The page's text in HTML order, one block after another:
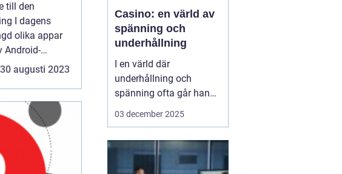
till den
I dagens
olika appar
Android-
appar i
30 augusti 2023
Casino: en värld av
spänning och
underhållning
I en värld där
underhållning och
spänning ofta går hand i
hand, framstår casinon
kombineras för att
skapa oförglömliga
03 december 2025